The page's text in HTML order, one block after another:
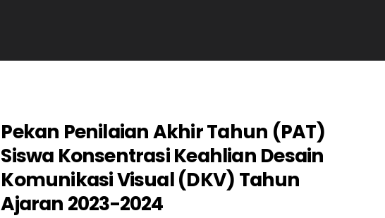
Pekan Penilaian Akhir Tahun (PAT)
Siswa Konsentrasi Keahlian Desain
Komunikasi Visual (DKV) Tahun
Ajaran 2023-2024